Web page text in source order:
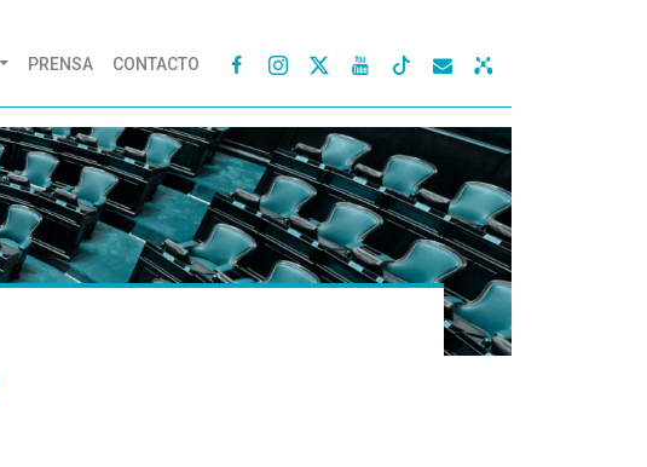
PRENSA CONTACTO    